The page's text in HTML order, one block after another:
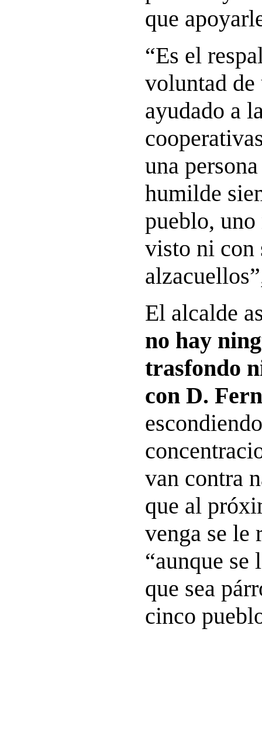
que
“Es el
voluntad de
ayudado a
una
humilde
pueblo, uno
visto ni con
El alcalde
no hay
trasfondo
con D.
van contra
que al
venga se le
“aunque se
que sea
cinco